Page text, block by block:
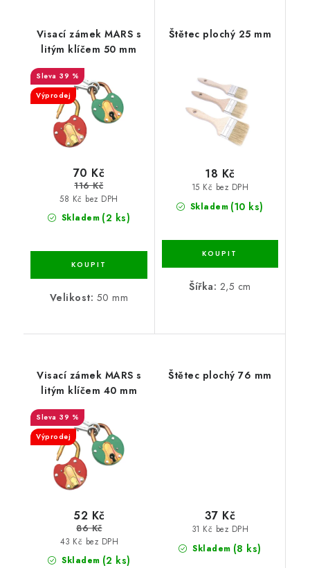
Visací zámek MARS s
litým klíčem 50 mm
39 %
Výprodej
Skladem (2 ks)
58 Kč bez DPH
70 Kč
116 Kč
Velikost: 50 mm
Štětec plochý 25 mm
Skladem (10 ks)
15 Kč bez DPH
18 Kč
Šířka: 2,5 cm
Visací zámek MARS s
litým klíčem 40 mm
39 %
Výprodej
Skladem (2 ks)
43 Kč bez DPH
52 Kč
86 Kč
Štětec plochý 76 mm
Skladem (8 ks)
31 Kč bez DPH
37 Kč